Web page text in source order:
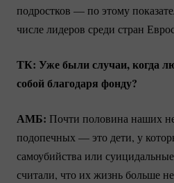
подростков — по этому
числе лидеров среди стран
ТК: Уже были случаи, когда
собой благодаря фонду?
АМБ: Почти половина наших
подопечных — это дети, у
самоубийства или
считали, что их жизнь больше